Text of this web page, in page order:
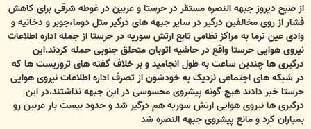
از صبح دیروز جبهه النصره مستقر در حرستا و عربین در غوطه شرقی برای کاهش
فشار از روی مخالفین درگیر در سایر جبهه های درگیر مثل دوما،جوبر و دخانیه و
وادی عین ترما به مراکز نظامی تابع ارتش سوریه در حرستا از جمله اداره اطلاعات
نیروی هوایی حرستا واقع در حاشیه اتوبان متحلق جنوبی حمله کردند.این
درگیری ها چندین ساعت به طول انجامید و بر خلاف گفته های تروریست ها که
در شبکه های اجتماعی نزدیک به خودشون از تصرف اداره اطلاعات نیروی هوایی
حرستا خبر دادند هیچ گونه پیشروی محسوسی در این جبهه نداشتند.در این
درگیری ها نیروی هوایی ارتش سوریه هم درگیر شد و حدود بیست بار عربین رو
بمباران کرد و مانع پیشروی جبهه النصره شد